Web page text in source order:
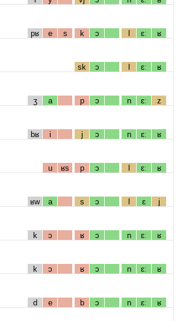
pʁ e s k ɔ l ɛː ʁ
sk ɔ l ɛː ʁ
ʒ a p ɔ n ɛː z
bʁ i j ɔ n ɛː ʁ
u ʁs p ɔ l ɛː ʁ
ʁw a s ɔ l ɛ j
k ɔ ʁ ɔ n ɛː ʁ
k ɔ ʁ ɔ n ɛː ʁ
d e b ɔ n ɛː ʁ